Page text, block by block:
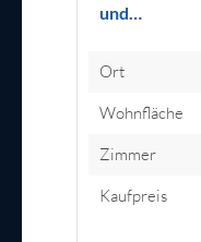
und…
Ort
Wohnfläche
Zimmer
Kaufpreis